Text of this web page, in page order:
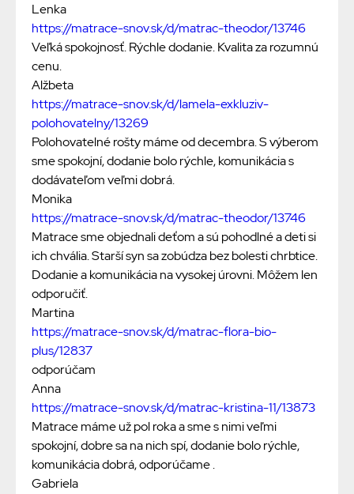
Lenka
https://matrace-snov.sk/d/matrac-theodor/13746
Veľká spokojnosť. Rýchle dodanie. Kvalita za rozumnú
cenu.
Alžbeta
https://matrace-snov.sk/d/lamela-exkluziv-
polohovatelny/13269
Polohovatelné rošty máme od decembra. S výberom
sme spokojní, dodanie bolo rýchle, komunikácia s
dodávateľom veľmi dobrá.
Monika
https://matrace-snov.sk/d/matrac-theodor/13746
Matrace sme objednali deťom a sú pohodlné a deti si
ich chvália. Starší syn sa zobúdza bez bolesti chrbtice.
Dodanie a komunikácia na vysokej úrovni. Môžem len
odporučiť.
Martina
https://matrace-snov.sk/d/matrac-flora-bio-
plus/12837
odporúčam
Anna
https://matrace-snov.sk/d/matrac-kristina-11/13873
Matrace máme už pol roka a sme s nimi veľmi
spokojní, dobre sa na nich spí, dodanie bolo rýchle,
komunikácia dobrá, odporúčame .
Gabriela